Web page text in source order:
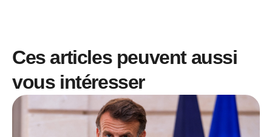
Ces articles peuvent aussi
vous intéresser